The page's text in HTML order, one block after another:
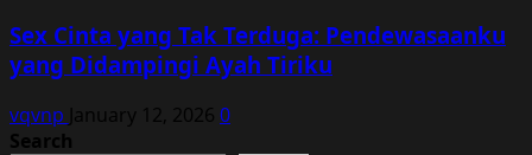
Sex Cinta yang Tak Terduga: Pendewasaanku
yang Didampingi Ayah Tiriku
vqvnp January 12, 2026 0
Search